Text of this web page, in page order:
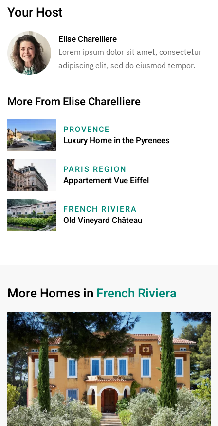
Your Host
Elise Charelliere
Lorem ipsum dolor sit amet, consectetur
adipiscing elit, sed do eiusmod tempor.
More From Elise Charelliere
PROVENCE
Luxury Home in the Pyrenees
PARIS REGION
Appartement Vue Eiffel
FRENCH RIVIERA
Old Vineyard Château
More Homes in French Riviera